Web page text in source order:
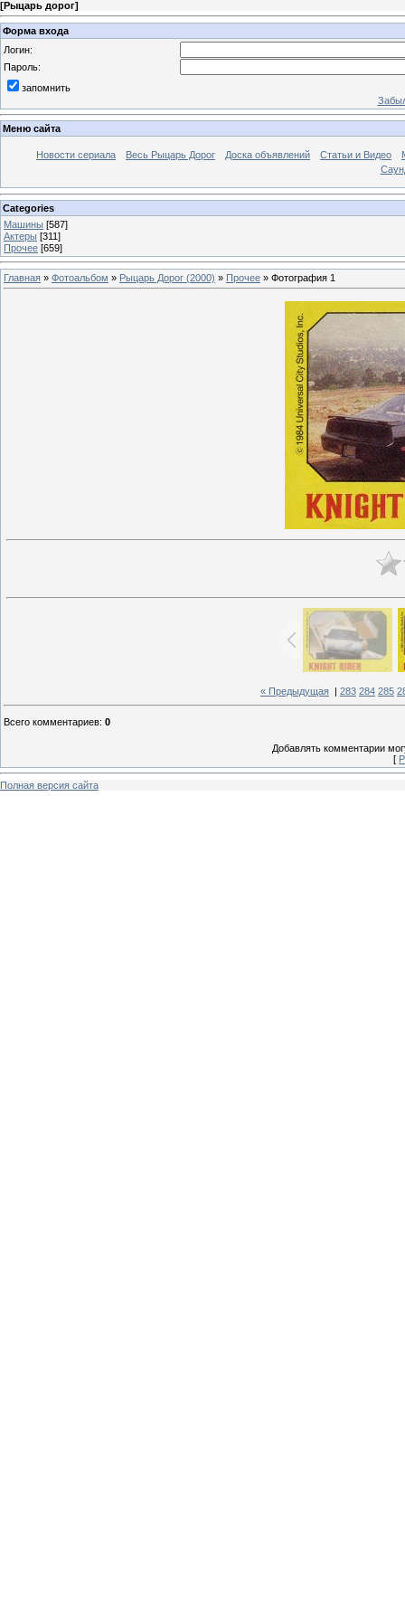
[Рыцарь дорог]
Форма входа
Логин:
Пароль:
запомнить
Меню сайта
Новости сериала Весь Рыцарь Дорог Доска объявлений Статьи и Видео
Categories
Машины [587]
Актеры [311]
Прочее [659]
Главная » Фотоальбом » Рыцарь Дорог (2000) » Прочее » Фотография 1
« Предыдущая 283 284 285
Всего комментариев: 0
Добавлять комментарии
[
Полная версия сайта